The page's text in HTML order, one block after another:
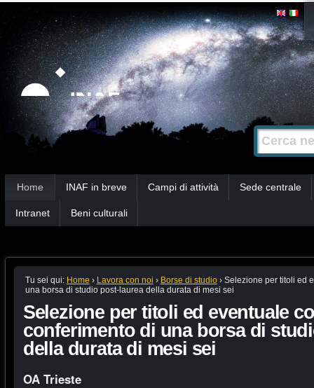
Strumenti
personali
Salta
contenuti.
|
Salta
alla
navigazione
Cerca nel
Ricerca
avanzata…
Home INAF in breve Campi di attività Sede centrale
Intranet Beni culturali
Tu sei qui: Home › Lavora con noi › Borse di studio › Selezione per titoli ed
una borsa di studio post-laurea della durata di mesi sei
Selezione per titoli ed eventuale
conferimento di una borsa di
della durata di mesi sei
OA Trieste